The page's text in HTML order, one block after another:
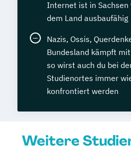
Internet ist in Sachsen
dem Land ausbaufähig
Nazis, Ossis,
Bundesland kämpft
so wirst auch du bei
Studienortes immer
konfrontiert werden
Weitere